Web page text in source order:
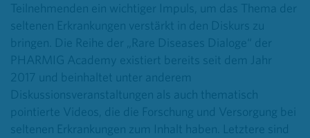
Teilnehmenden ein wichtiger Impuls, um das Thema der
seltenen Erkrankungen verstärkt in den Diskurs zu
bringen. Die Reihe der „Rare Diseases Dialoge“ der
PHARMIG Academy existiert bereits seit dem Jahr
2017 und beinhaltet unter anderem
Diskussionsveranstaltungen als auch thematisch
pointierte Videos, die die Forschung und Versorgung bei
seltenen Erkrankungen zum Inhalt haben. Letztere sind